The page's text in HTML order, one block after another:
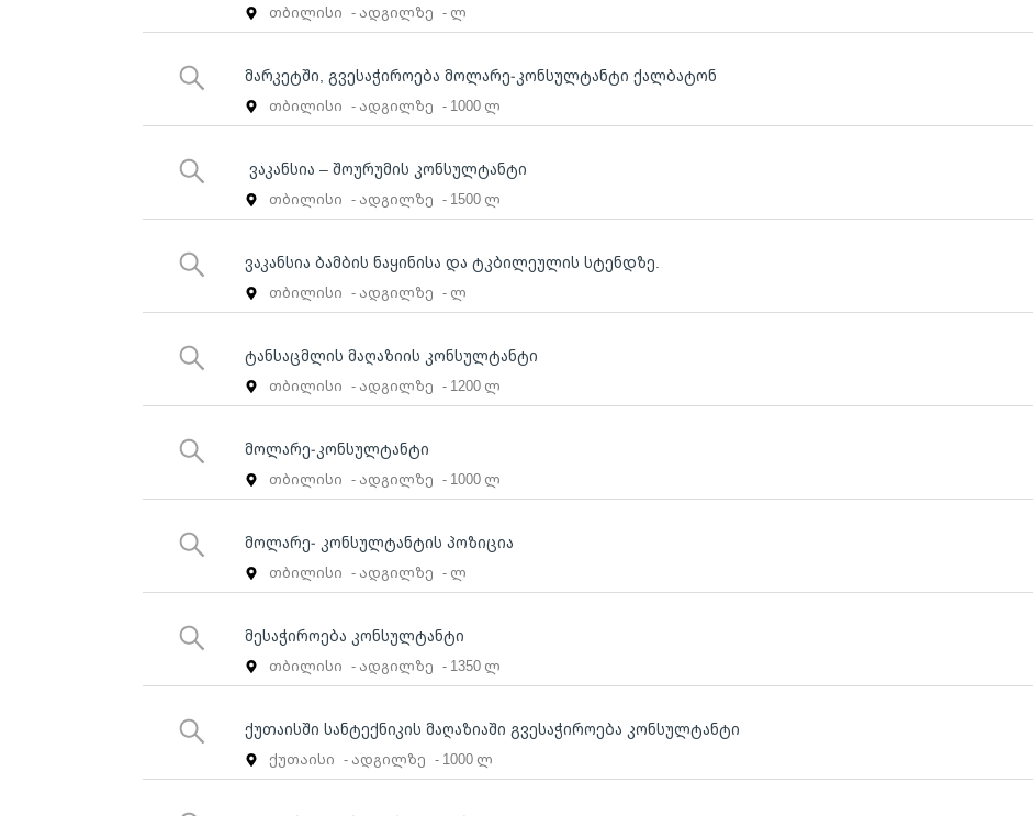
თბილისი - ადგილზე - ლ
მარკეტში, გვესაჭიროება მოლარე-კონსულტანტი ქალბატონ
თბილისი - ადგილზე - 1000 ლ
ვაკანსია – შოურუმის კონსულტანტი
თბილისი - ადგილზე - 1500 ლ
ვაკანსია ბამბის ნაყინისა და ტკბილეულის სტენდზე.
თბილისი - ადგილზე - ლ
ტანსაცმლის მაღაზიის კონსულტანტი
თბილისი - ადგილზე - 1200 ლ
მოლარე-კონსულტანტი
თბილისი - ადგილზე - 1000 ლ
მოლარე- კონსულტანტის პოზიცია
თბილისი - ადგილზე - ლ
მესაჭიროება კონსულტანტი
თბილისი - ადგილზე - 1350 ლ
ქუთაისში სანტექნიკის მაღაზიაში გვესაჭიროება კონსულტანტი
ქუთაისი - ადგილზე - 1000 ლ